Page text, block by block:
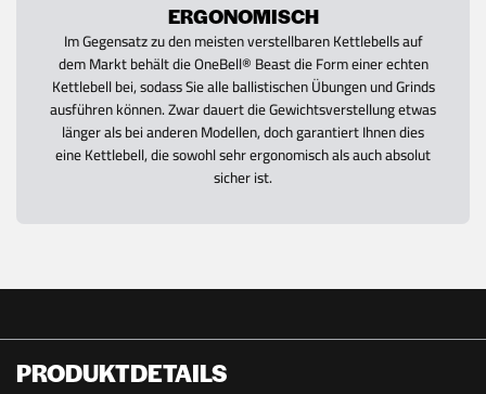
ERGONOMISCH
Im Gegensatz zu den meisten verstellbaren Kettlebells auf
dem Markt behält die OneBell® Beast die Form einer echten
Kettlebell bei, sodass Sie alle ballistischen Übungen und Grinds
ausführen können. Zwar dauert die Gewichtsverstellung etwas
länger als bei anderen Modellen, doch garantiert Ihnen dies
eine Kettlebell, die sowohl sehr ergonomisch als auch absolut
sicher ist.
PRODUKTDETAILS